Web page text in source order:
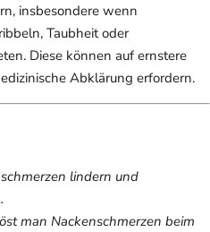
insbesondere wenn
Taubheit oder
Diese können auf ernstere
Abklärung erfordern.
lindern und
.
man Nackenschmerzen beim